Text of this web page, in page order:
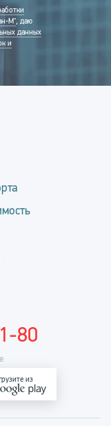
М", даю
данных
и
из
80